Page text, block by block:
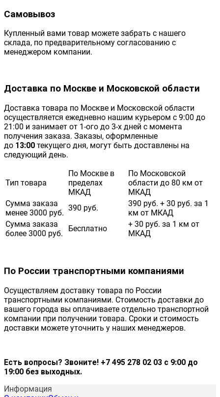
Самовывоз
Купленный вами товар можете забрать с нашего
склада, по предварительному согласованию с
менеджером компании.
Доставка по Москве и Московской области
Доставка товара по Москве и Московской области
осуществляется ежедневно нашим курьером с 9:00 до
21:00 и занимает от 1-ого до 3-х дней с момента
получения заказа. Заказы, оформленные
до 13:00 текущего дня, могут быть доставлены на
следующий день.
Тип товара
По Москве в
пределах
МКАД
По Московской
области до 80 км от
МКАД
Сумма заказа
менее 3000 руб.
390 руб.
390 руб. + 30 руб. за 1
км от МКАД
Сумма заказа
более 3000 руб.
Бесплатно
+ 30 руб. за 1 км от
МКАД
По России транспортными компаниями
Осуществляем доставку товара по России
транспортными компаниями. Стоимость доставки до
вашего города вы оплачиваете отдельно транспортной
компании при получении товара. Сроки и стоимость
доставки можете уточнить у наших менеджеров.
Есть вопросы? Звоните! +7 495 278 02 03 с 9:00 до
19:00 без выходных.
Информация